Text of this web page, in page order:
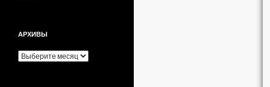
АРХИВЫ
А